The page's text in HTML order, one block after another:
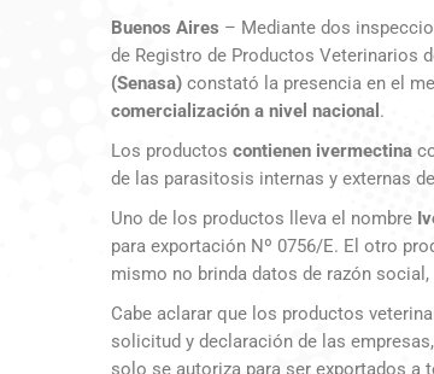
Buenos Aires – Mediante dos
de Registro de Productos Veterinarios
(Senasa) constató la presencia en el
comercialización a nivel nacional .
Los productos contienen ivermectina
de las parasitosis internas y externas
Uno de los productos lleva el nombre
para exportación Nº 0756/E. El otro
mismo no brinda datos de razón
Cabe aclarar que los productos
solicitud y declaración de las
solo se autoriza para ser exportados a